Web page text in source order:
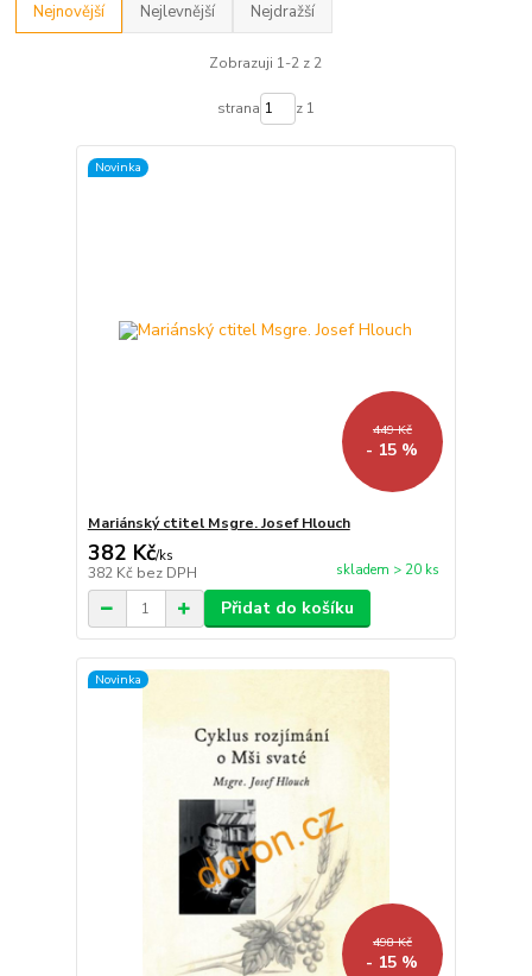
Nejnovější Nejlevnější Nejdražší
Zobrazuji 1-2 z 2
strana z 1
Novinka
449 Kč
- 15 %
Mariánský ctitel Msgre. Josef Hlouch
382 Kč/ks
382 Kč bez DPH skladem > 20 ks
Přidat do košíku
Novinka
498 Kč
- 15 %